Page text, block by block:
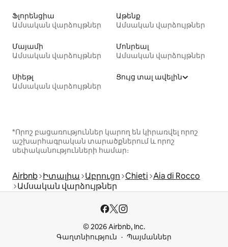
Ֆլորենցիա
Ամսական վարձույթներ
Աթենք
Ամսական վարձույթներ
Մայամի
Ամսական վարձույթներ
Մոնրեալ
Ամսական վարձույթներ
Սիեթլ
Ամսական վարձույթներ
Ցույց տալ ավելին
*Որոշ բացառություններ կարող են կիրառվել որոշ
աշխարհագրական տարածքներում և որոշ
սեփականությունների համար։
Airbnb Իտալիա Աբրուցո Chieti Aia di Rocco
Ամսական վարձույթներ
© 2026 Airbnb, Inc.
Գաղտնիություն
Պայմաններ